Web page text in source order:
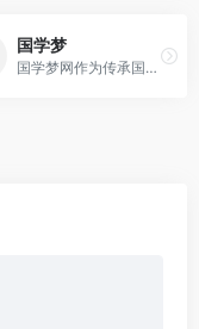
国学梦
国学梦网作为传承国学经典的网站为大家提供国学经典、唐诗宋词、古诗词大全、成语大全、历史文化等中国传统文化知识。传播国学经典 养育华夏儿女！